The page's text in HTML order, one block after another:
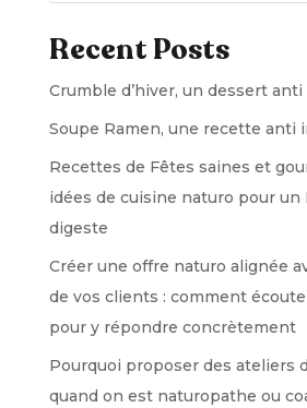
Recent Posts
Crumble d’hiver, un dessert
Soupe Ramen, une recette anti
Recettes de Fêtes saines et
idées de cuisine naturo pour un
digeste
Créer une offre naturo alignée
de vos clients : comment
pour y répondre concrètement
Pourquoi proposer des ateliers
quand on est naturopathe ou